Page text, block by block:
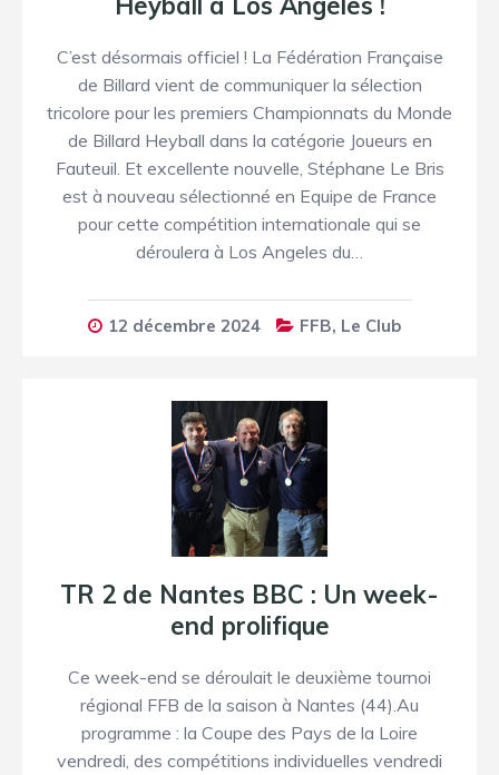
C’est désormais officiel ! La Fédération Française
de Billard vient de communiquer la sélection
tricolore pour les premiers Championnats du Monde
de Billard Heyball dans la catégorie Joueurs en
Fauteuil. Et excellente nouvelle, Stéphane Le Bris
est à nouveau sélectionné en Equipe de France
pour cette compétition internationale qui se
déroulera à Los Angeles du…
12 décembre 2024 FFB, Le Club
TR 2 de Nantes BBC : Un week-
end prolifique
Ce week-end se déroulait le deuxième tournoi
régional FFB de la saison à Nantes (44).Au
programme : la Coupe des Pays de la Loire
vendredi, des compétitions individuelles vendredi